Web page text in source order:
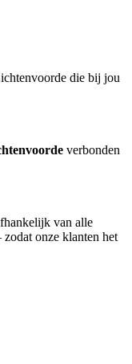
die bij jou
verbonden
van alle
zodat onze klanten het